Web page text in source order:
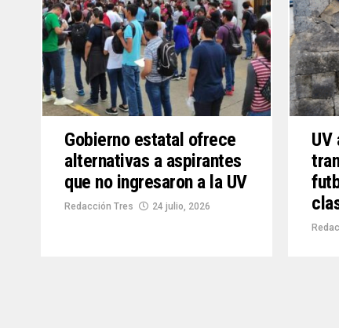
Gobierno estatal ofrece
alternativas a aspirantes
que no ingresaron a la UV
Redacción Tres 24 julio, 2026
UV